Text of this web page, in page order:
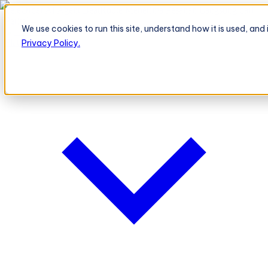
We use cookies to run this site, understand how it is used,
Privacy Policy.
TeleOrder AI Agent BeatRoute Menerima Pesanan Langsung dari
PlatformPlatform